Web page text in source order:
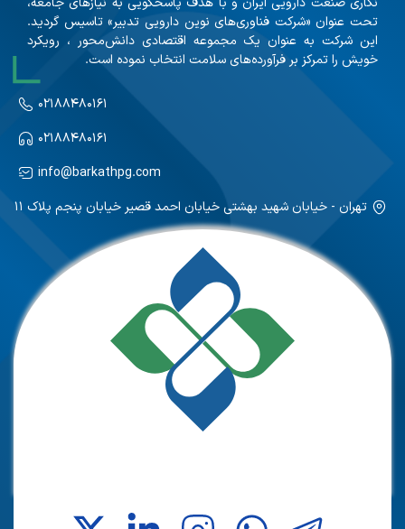
تحت عنوان «شرکت فناوری‌های نوین دارویی تدبیر» تاسیس گردید.
این شرکت به عنوان یک مجموعه اقتصادی دانش‌محور ، رویکرد
خویش را تمرکز بر فرآورده‌های سلامت انتخاب نموده است.
۰۲۱۸۸۴۸۰۱۶۱
۰۲۱۸۸۴۸۰۱۶۱
info@barkathpg.com
تهران - خیابان شهید بهشتی خیابان احمد قصیر خیابان پنجم پلاک ۱۱